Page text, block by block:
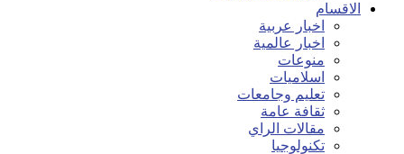
الاقسام
اخبار عربية
اخبار عالمية
منوعات
اسلاميات
تعليم وجامعات
ثقافة عامة
مقالات الراي
تكنولوجيا